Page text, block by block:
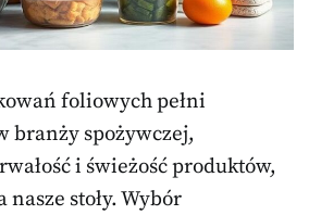
foliowych pełni
branży spożywczej,
i świeżość produktów,
stoły. Wybór